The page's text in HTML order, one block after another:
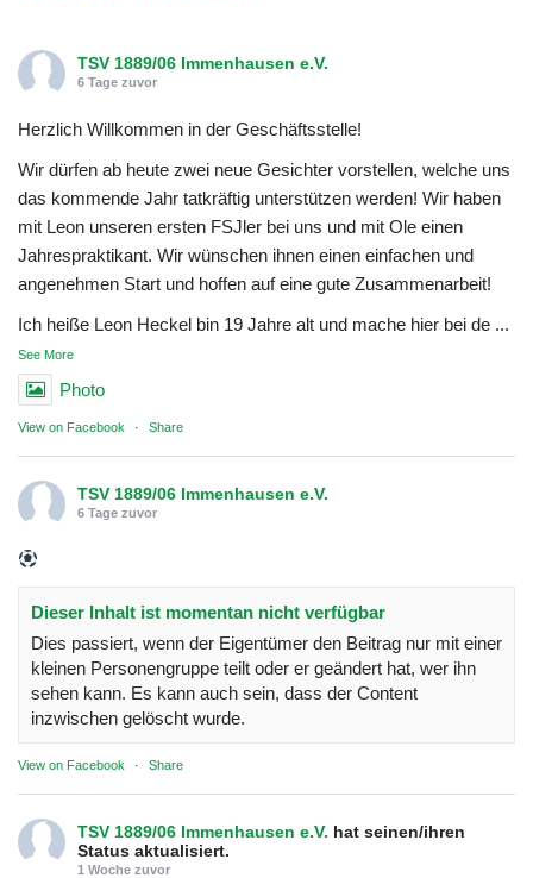
TSV 1889/06 Immenhausen e.V.
6 Tage zuvor
Herzlich Willkommen in der Geschäftsstelle!
Wir dürfen ab heute zwei neue Gesichter vorstellen, welche uns
das kommende Jahr tatkräftig unterstützen werden! Wir haben
mit Leon unseren ersten FSJler bei uns und mit Ole einen
Jahrespraktikant. Wir wünschen ihnen einen einfachen und
angenehmen Start und hoffen auf eine gute Zusammenarbeit!
Ich heiße Leon Heckel bin 19 Jahre alt und mache hier bei de ...
See More
Photo
View on Facebook · Share
TSV 1889/06 Immenhausen e.V.
6 Tage zuvor
Dieser Inhalt ist momentan nicht verfügbar
Dies passiert, wenn der Eigentümer den Beitrag nur mit einer
kleinen Personengruppe teilt oder er geändert hat, wer ihn
sehen kann. Es kann auch sein, dass der Content
inzwischen gelöscht wurde.
View on Facebook · Share
TSV 1889/06 Immenhausen e.V. hat seinen/ihren
Status aktualisiert.
1 Woche zuvor